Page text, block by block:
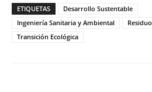
ETIQUETAS
Desarrollo Sustentable
Ingeniería Sanitaria y Ambiental
Transición Ecológica